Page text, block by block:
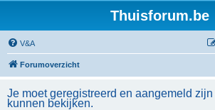
Thuisforum.be
V&A
Forumoverzicht
Je moet geregistreerd en aangemeld
kunnen bekijken.